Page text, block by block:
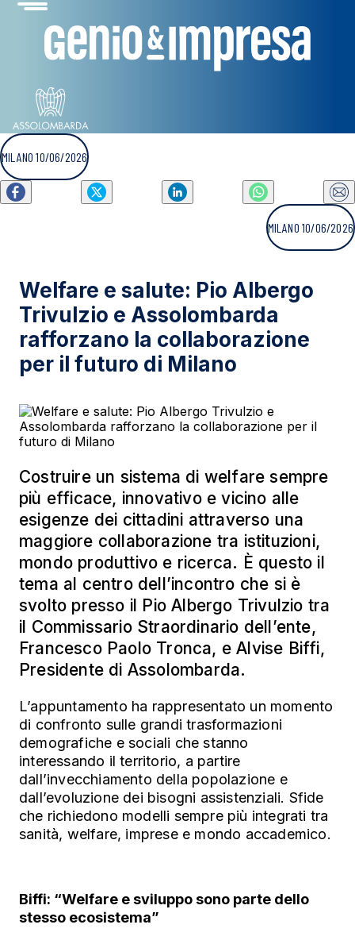
MILANO 10/06/2026
MILANO 10/06/2026
Welfare e salute: Pio Albergo
Trivulzio e Assolombarda
rafforzano la collaborazione
per il futuro di Milano
Costruire un sistema di welfare sempre
più efficace, innovativo e vicino alle
esigenze dei cittadini attraverso una
maggiore collaborazione tra istituzioni,
mondo produttivo e ricerca. È questo il
tema al centro dell’incontro che si è
svolto presso il Pio Albergo Trivulzio tra
il Commissario Straordinario dell’ente,
Francesco Paolo Tronca, e Alvise Biffi,
Presidente di Assolombarda.
L’appuntamento ha rappresentato un momento
di confronto sulle grandi trasformazioni
demografiche e sociali che stanno
interessando il territorio, a partire
dall’invecchiamento della popolazione e
dall’evoluzione dei bisogni assistenziali. Sfide
che richiedono modelli sempre più integrati tra
sanità, welfare, imprese e mondo accademico.
Biffi: “Welfare e sviluppo sono parte dello
stesso ecosistema”